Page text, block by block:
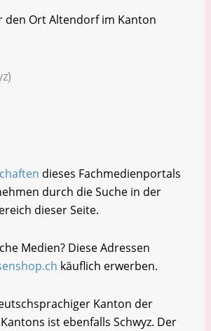
den Ort Altendorf im Kanton
dieses Fachmedienportals
durch die Suche in der
dieser Seite.
Medien? Diese Adressen
käuflich erwerben.
Kanton der
ist ebenfalls Schwyz. Der